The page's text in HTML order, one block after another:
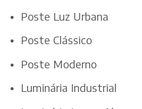
Poste Luz Urbana
Poste Clássico
Poste Moderno
Luminária Industrial